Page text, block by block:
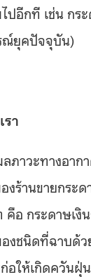
อีกที เช่น ก
ณ์ยุคปัจจุบัน)
า
ภาวะทางอา
งร้านขายกระ
อ กระดาษเ
ชนิดที่ฉาบด้ว
ให้เกิดควัน